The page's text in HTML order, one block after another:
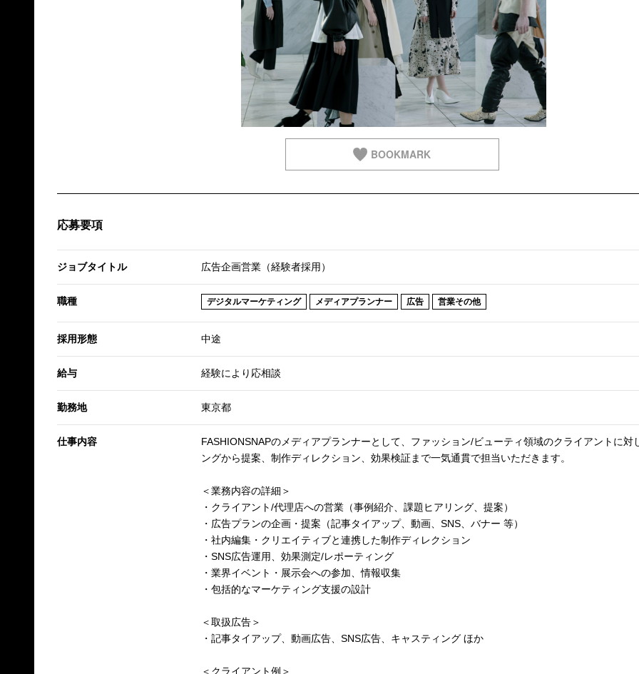
BOOKMARK
応募要項
ジョブタイトル 広告企画営業（経験者採用）
職種 デジタルマーケティング メディアプランナー 広告 営業その他
採用形態 中途
給与 経験により応相談
勤務地 東京都
仕事内容
FASHIONSNAPのメディアプランナーとして、ファッション/ビューティ領域のクライアントに対
ングから提案、制作ディレクション、効果検証まで一気通貫で担当いただきます。
＜業務内容の詳細＞
・クライアント/代理店への営業（事例紹介、課題ヒアリング、提案）
・広告プランの企画・提案（記事タイアップ、動画、SNS、バナー 等）
・社内編集・クリエイティブと連携した制作ディレクション
・SNS広告運用、効果測定/レポーティング
・業界イベント・展示会への参加、情報収集
・包括的なマーケティング支援の設計
＜取扱広告＞
・記事タイアップ、動画広告、SNS広告、キャスティング ほか
＜クライアント例＞